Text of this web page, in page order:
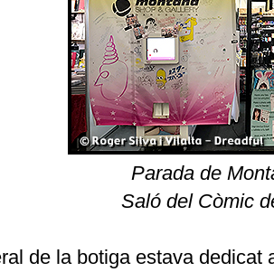
Parada de
Saló del Còmic
de la botiga estava dedicat